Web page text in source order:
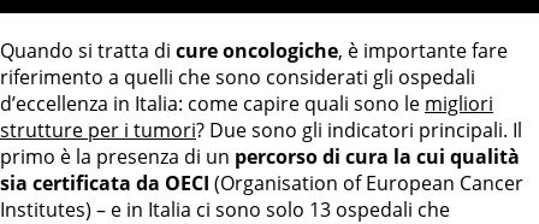
Quando si tratta di cure oncologiche, è importante fare
riferimento a quelli che sono considerati gli ospedali
d’eccellenza in Italia: come capire quali sono le migliori
strutture per i tumori? Due sono gli indicatori principali. Il
primo è la presenza di un percorso di cura la cui qualità
sia certificata da OECI (Organisation of European Cancer
Institutes) – e in Italia ci sono solo 13 ospedali che